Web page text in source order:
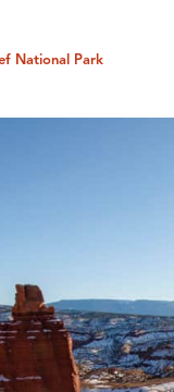
National Park